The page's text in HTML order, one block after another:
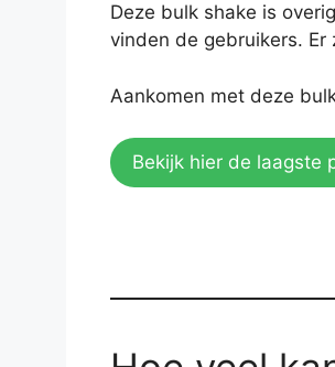
Deze bulk shake is
vinden de gebruikers.
Aankomen met deze
Bekijk hier de laagste